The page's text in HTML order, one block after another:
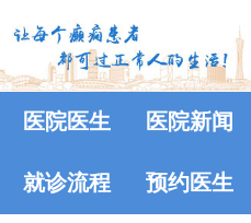
医院医生 医院新闻
就诊流程 预约医生